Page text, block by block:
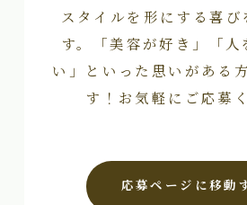
スタイルを形にする喜び
す。「美容が好き」「人
い」といった思いがある
す！お気軽にご応募
応募ページに移動